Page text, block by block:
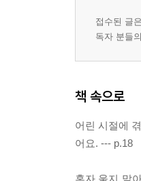
접수된 글
독자 분들
책 속으로
어린 시절에
어요. --- p.18
혼자 울지 말